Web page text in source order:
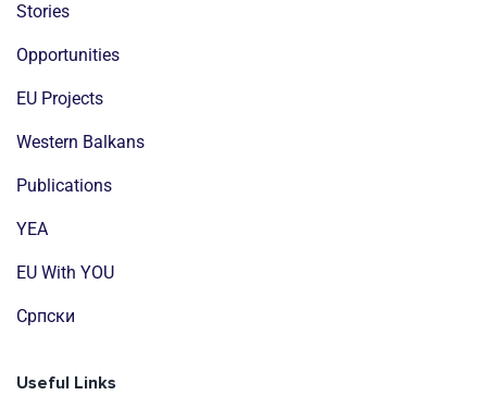
Stories
Opportunities
EU Projects
Western Balkans
Publications
YEA
EU With YOU
Cрпски
Useful Links